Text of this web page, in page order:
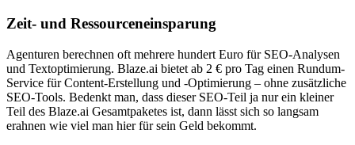
Zeit- und Ressourceneinsparung
Agenturen berechnen oft mehrere hundert Euro für SEO-Analysen
und Textoptimierung. Blaze.ai bietet ab 2 € pro Tag einen Rundum-
Service für Content-Erstellung und -Optimierung – ohne zusätzliche
SEO-Tools. Bedenkt man, dass dieser SEO-Teil ja nur ein kleiner
Teil des Blaze.ai Gesamtpaketes ist, dann lässt sich so langsam
erahnen wie viel man hier für sein Geld bekommt.